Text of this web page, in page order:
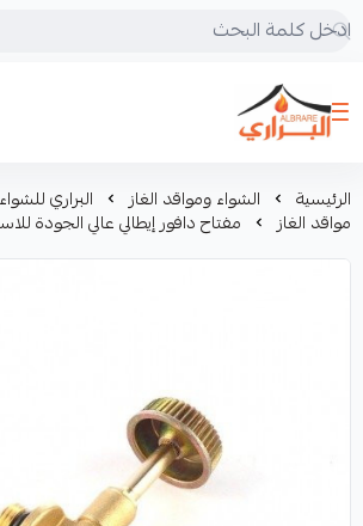
البراري للرحلات
الرئيسية الشواء ومواقد الغاز البراري
مواقد الغاز مفتاح دافور إيطالي عالي الجودة